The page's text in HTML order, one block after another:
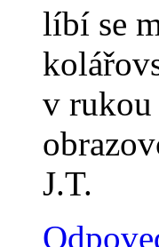
líbí se
v
J.T.